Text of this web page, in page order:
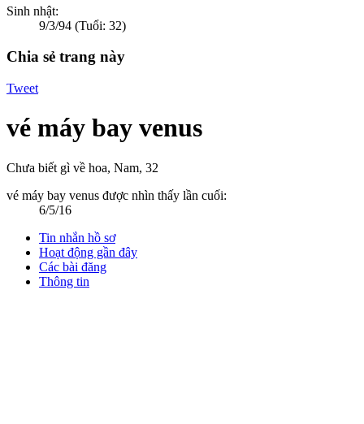
Sinh nhật:
9/3/94 (Tuổi: 32)
Chia sẻ trang này
Tweet
vé máy bay venus
Chưa biết gì về hoa, Nam, 32
vé máy bay venus được nhìn thấy lần cuối:
6/5/16
Tin nhắn hồ sơ
Hoạt động gần đây
Các bài đăng
Thông tin